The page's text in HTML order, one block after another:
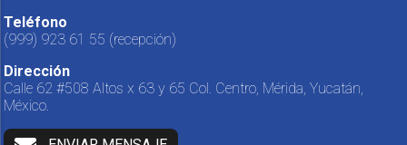
Teléfono
(999) 923 61 55 (recepción)
Dirección
Calle 62 #508 Altos x 63 y 65 Col. Centro, Mérida, Yucatán,
México.